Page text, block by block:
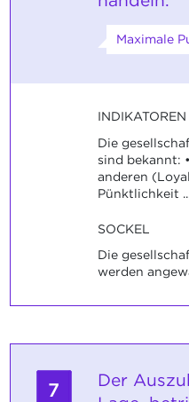
Maximale
INDIKATOREN
Die
sind bekannt:
anderen
Pünktlichkeit
SOCKEL
Die
werden
7
Der